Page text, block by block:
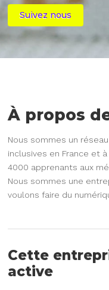
Suivez nous
À propos
Nous sommes un
inclusives en France et
4000 apprenants aux
Nous sommes une
voulons faire du
Cette
active